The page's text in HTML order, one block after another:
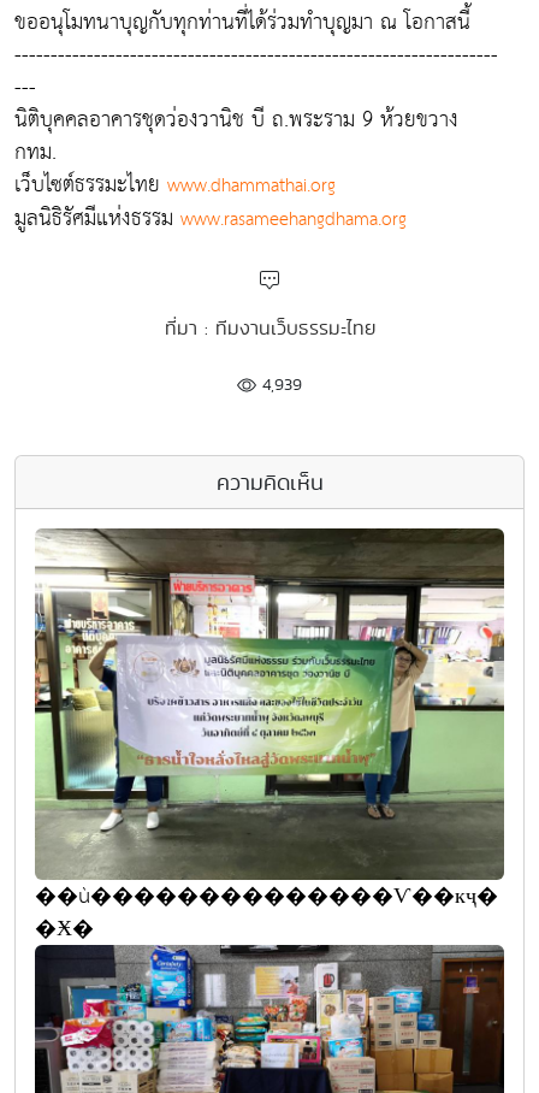
ขออนุโมทนาบุญกับทุกท่านที่ได้ร่วมทำบุญมา ณ โอกาสนี้
-------------------------------------------------------------------
---
นิติบุคคลอาคารชุดว่องวานิช บี ถ.พระราม 9 ห้วยขวาง
กทม.
เว็บไซต์ธรรมะไทย www.dhammathai.org
มูลนิธิรัศมีแห่งธรรม www.rasameehangdhama.org
ที่มา : ทีมงานเว็บธรรมะไทย
4,939
ความคิดเห็น
��ù��������������Ѵ��кҷ�
�Ӿ�